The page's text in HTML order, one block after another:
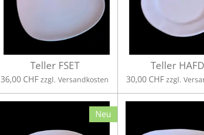
Teller FSET
36,00 CHF zzgl. Versandkosten
Teller
30,00 CHF zzgl.
Neu